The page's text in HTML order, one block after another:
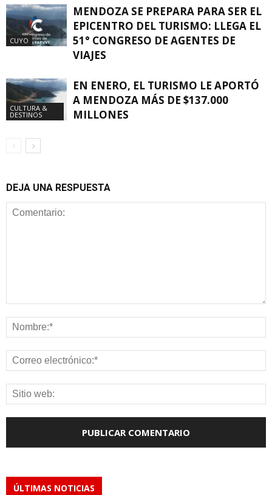
CUYO
MENDOZA SE PREPARA PARA SER EL
EPICENTRO DEL TURISMO: LLEGA EL
51° CONGRESO DE AGENTES DE
VIAJES
CULTURA &
DESTINOS
EN ENERO, EL TURISMO LE APORTÓ
A MENDOZA MÁS DE $137.000
MILLONES
DEJA UNA RESPUESTA
ÚLTIMAS NOTICIAS